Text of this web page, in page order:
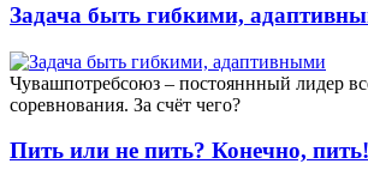
Задача быть гибкими,
Чувашпотребсоюз – постояннный лидер
соревнования. За счёт чего?
Пить или не пить? Конечно, пить!